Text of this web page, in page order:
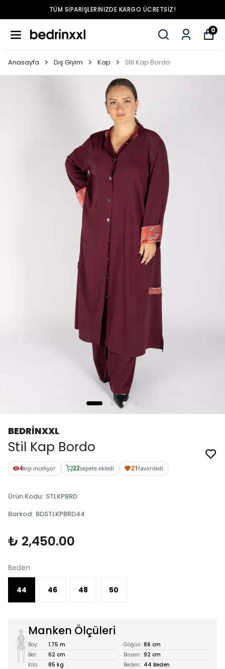
TÜM SIPARIŞLERINIZDE KARGO ÜCRETSIZ!
0
Anasayfa Dış Giyim Kap Stil Kap Bordo
BEDRİNXXL
Stil Kap Bordo
4kişi inceliyor 22sepete ekledi 21favoriledi
Ürün Kodu: STLKPBRD
Barkod: BDSTLKPBRD44
₺ 2,450.00
Beden
44 46 48 50
Manken Ölçüleri
Boy: 1.75 m Göğüs: 86 cm
Bel:
62 cm Basen: 92 cm
Kilo:
85 kg Beden: 44 Beden